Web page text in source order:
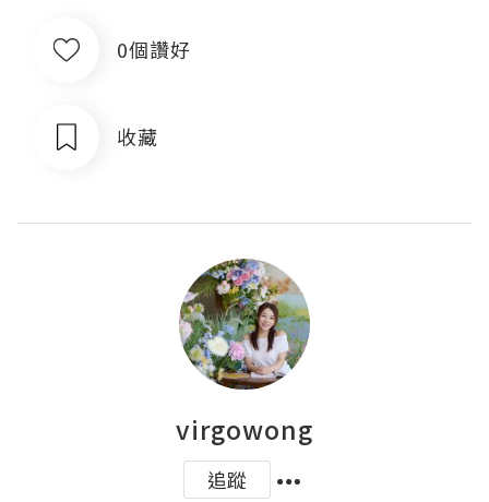
0個讚好
收藏
virgowong
追蹤